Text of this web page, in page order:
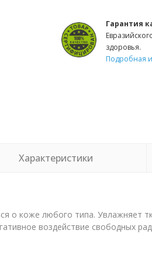
Гарантия
здоровья.
Подробная
Характеристики
о коже любого типа. Увлажняет
воздействие свободных